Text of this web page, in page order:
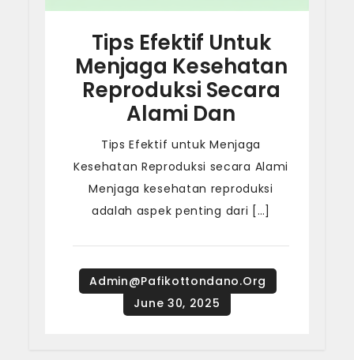
Tips Efektif Untuk
Menjaga Kesehatan
Reproduksi Secara
Alami Dan
Tips Efektif untuk Menjaga
Kesehatan Reproduksi secara Alami
Menjaga kesehatan reproduksi
adalah aspek penting dari […]